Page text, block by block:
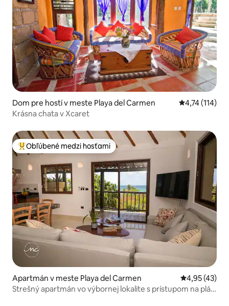
Dom pre hostí v meste Playa del Carmen Priemerné
4,74 (114)
Krásna chata v Xcaret
Najobľúbenejšie medzi hosťami
Obľúbené medzi hosťami
Apartmán v meste Playa del Carmen Priemerné
4,95 (43)
Strešný apartmán vo výbornej lokalite s prístupom na pláž